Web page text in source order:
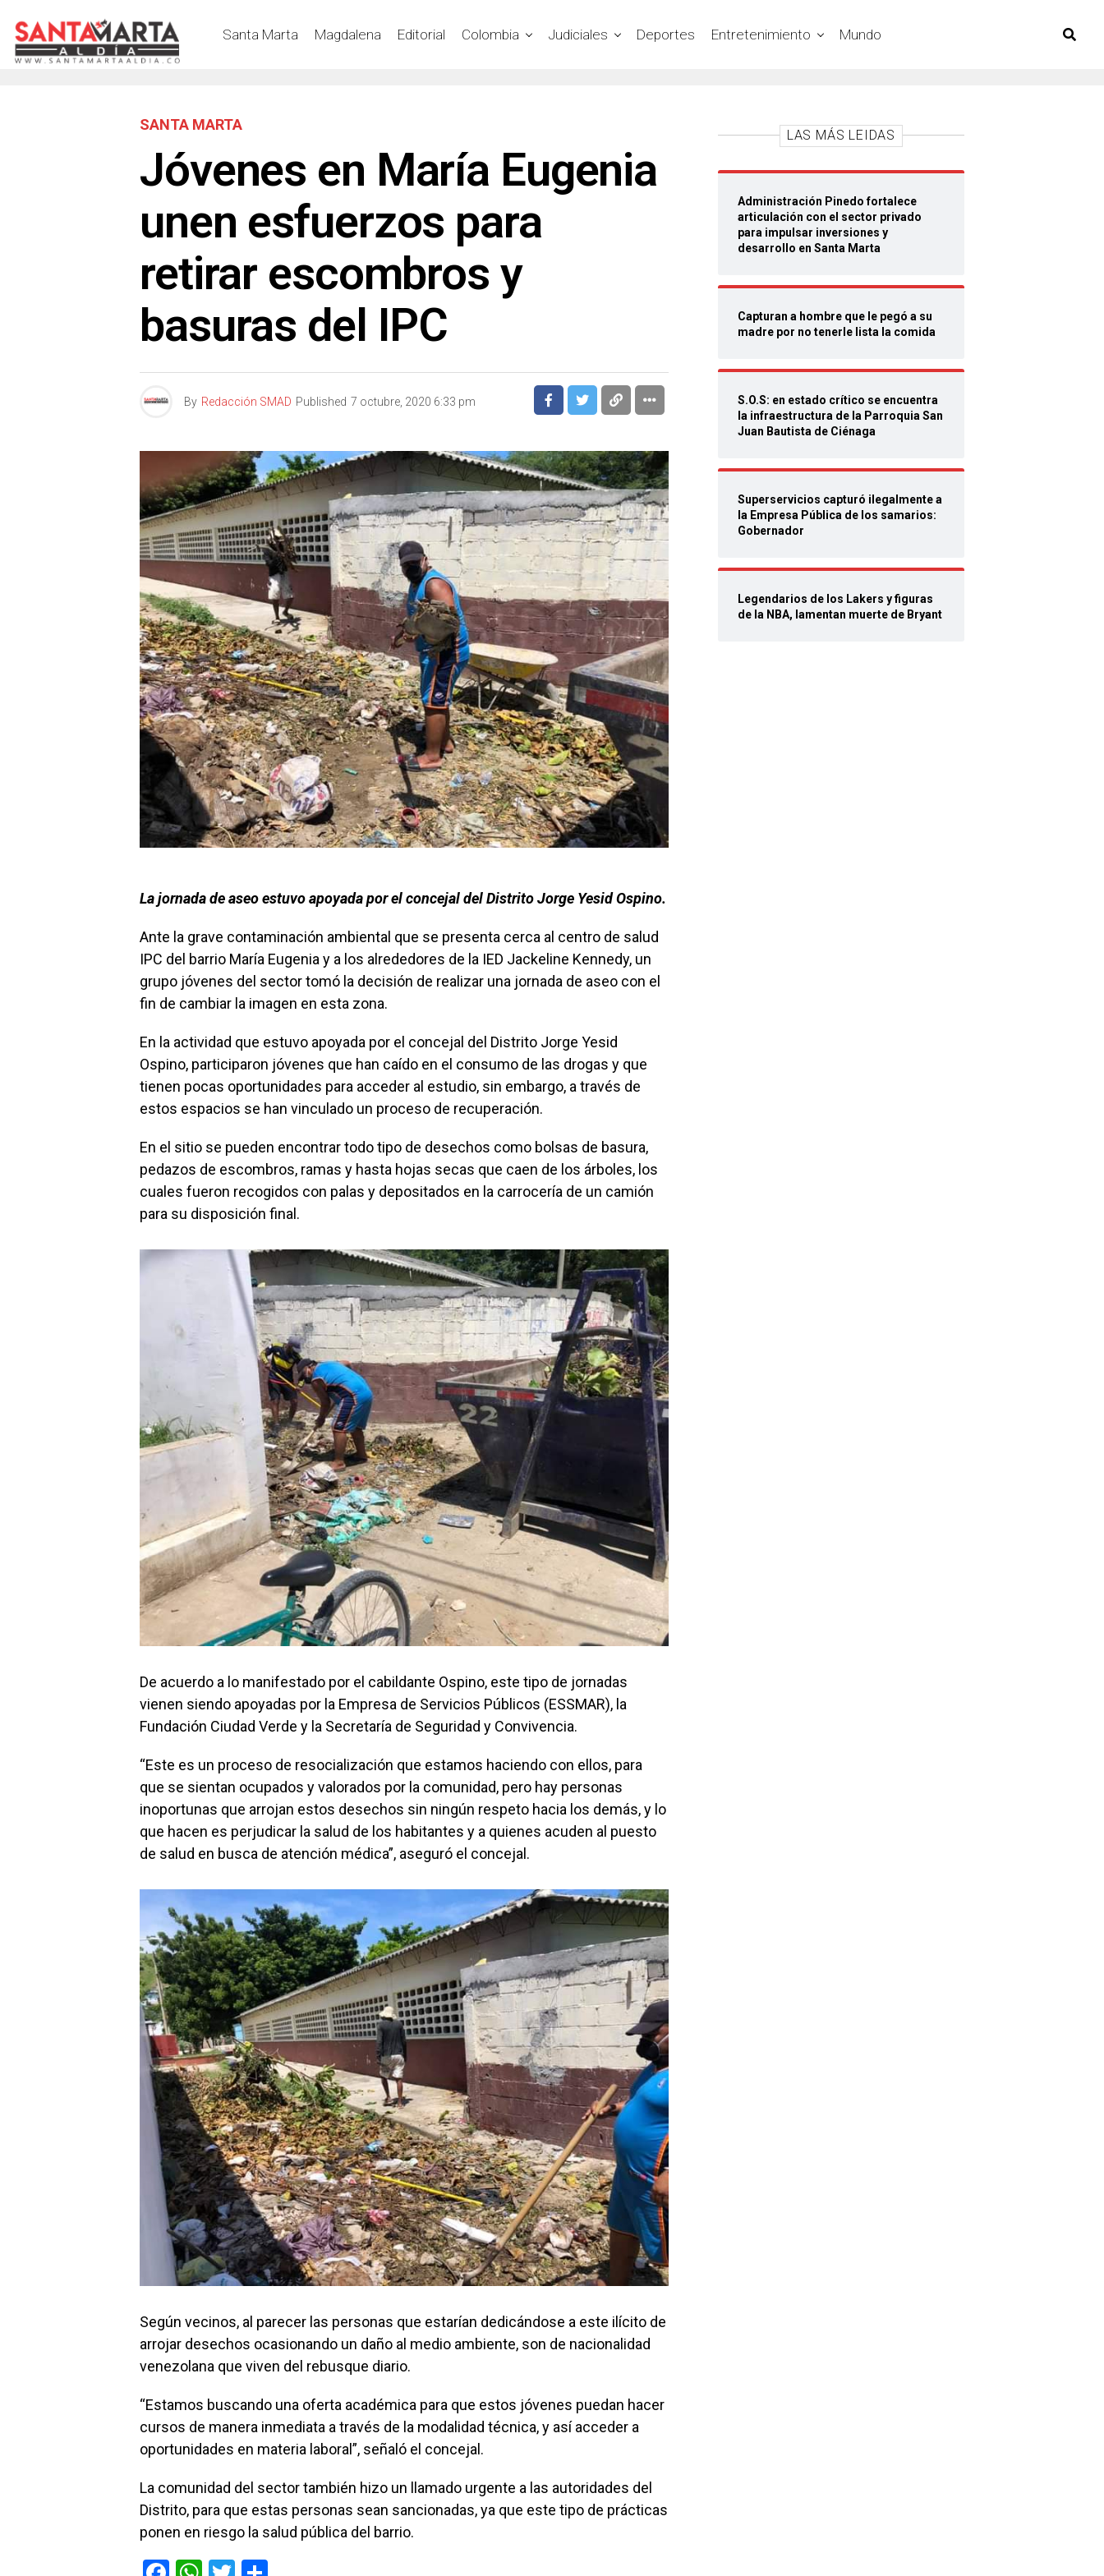
Santa Marta Magdalena Editorial Colombia Judiciales Deportes Entretenimiento Mundo
SANTA MARTA
Jóvenes en María Eugenia
unen esfuerzos para
retirar escombros y
basuras del IPC
By Redacción SMAD Published 7 octubre, 2020 6:33 pm
La jornada de aseo estuvo apoyada por el concejal del Distrito Jorge Yesid Ospino.
Ante la grave contaminación ambiental que se presenta cerca al centro de salud
IPC del barrio María Eugenia y a los alrededores de la IED Jackeline Kennedy, un
grupo jóvenes del sector tomó la decisión de realizar una jornada de aseo con el
fin de cambiar la imagen en esta zona.
En la actividad que estuvo apoyada por el concejal del Distrito Jorge Yesid
Ospino, participaron jóvenes que han caído en el consumo de las drogas y que
tienen pocas oportunidades para acceder al estudio, sin embargo, a través de
estos espacios se han vinculado un proceso de recuperación.
En el sitio se pueden encontrar todo tipo de desechos como bolsas de basura,
pedazos de escombros, ramas y hasta hojas secas que caen de los árboles, los
cuales fueron recogidos con palas y depositados en la carrocería de un camión
para su disposición final.
De acuerdo a lo manifestado por el cabildante Ospino, este tipo de jornadas
vienen siendo apoyadas por la Empresa de Servicios Públicos (ESSMAR), la
Fundación Ciudad Verde y la Secretaría de Seguridad y Convivencia.
“Este es un proceso de resocialización que estamos haciendo con ellos, para
que se sientan ocupados y valorados por la comunidad, pero hay personas
inoportunas que arrojan estos desechos sin ningún respeto hacia los demás, y lo
que hacen es perjudicar la salud de los habitantes y a quienes acuden al puesto
de salud en busca de atención médica”, aseguró el concejal.
Según vecinos, al parecer las personas que estarían dedicándose a este ilícito de
arrojar desechos ocasionando un daño al medio ambiente, son de nacionalidad
venezolana que viven del rebusque diario.
“Estamos buscando una oferta académica para que estos jóvenes puedan hacer
cursos de manera inmediata a través de la modalidad técnica, y así acceder a
oportunidades en materia laboral”, señaló el concejal.
La comunidad del sector también hizo un llamado urgente a las autoridades del
Distrito, para que estas personas sean sancionadas, ya que este tipo de prácticas
ponen en riesgo la salud pública del barrio.
LAS MÁS LEIDAS
Administración Pinedo fortalece
articulación con el sector privado
para impulsar inversiones y
desarrollo en Santa Marta
Capturan a hombre que le pegó a su
madre por no tenerle lista la comida
S.O.S: en estado crítico se encuentra
la infraestructura de la Parroquia San
Juan Bautista de Ciénaga
Superservicios capturó ilegalmente a
la Empresa Pública de los samarios:
Gobernador
Legendarios de los Lakers y figuras
de la NBA, lamentan muerte de Bryant